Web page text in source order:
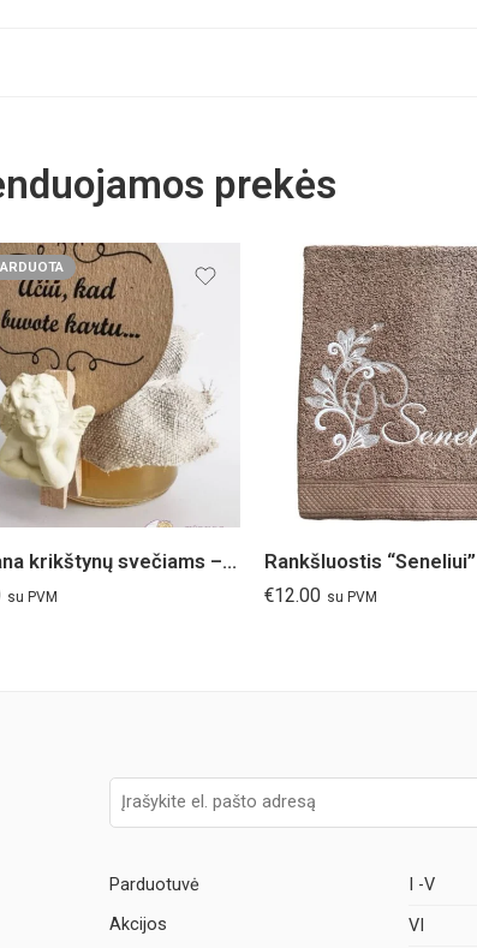
prekės
Dovana krikštynų svečiams – 50g medaus stiklainėlis
su PVM
Rankšluostis “Seneliui”
€12.00 su PVM
Parduotuvė
Akcijos
I -V
VI